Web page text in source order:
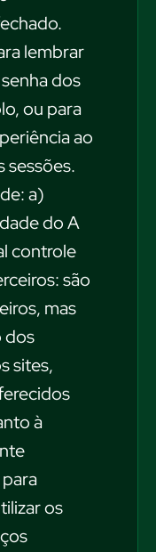
lembrar
dos
ou para
ao
sessões.
a)
do A
controle
são
mas
dos
sites,
à
os